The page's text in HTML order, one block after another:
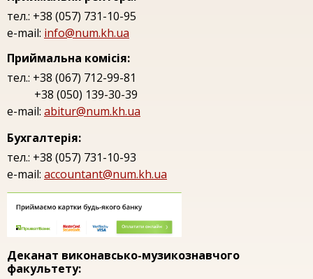
тел.: +38 (057) 731-10-95
e-mail: info@num.kh.ua
Приймальна комісія:
тел.: +38 (067) 712-99-81
+38 (050) 139-30-39
e-mail: abitur@num.kh.ua
Бухгалтерія:
тел.: +38 (057) 731-10-93
e-mail: accountant@num.kh.ua
Деканат виконавсько-музикознавчого
факультету: